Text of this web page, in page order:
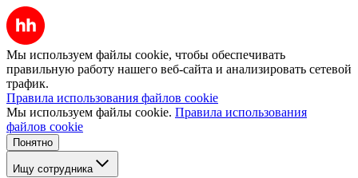
Мы используем файлы cookie, чтобы обеспечивать
правильную работу нашего веб-сайта и анализировать сетевой
трафик.
Правила использования файлов cookie
Мы используем файлы cookie. Правила использования
файлов cookie
Понятно
Ищу сотрудника